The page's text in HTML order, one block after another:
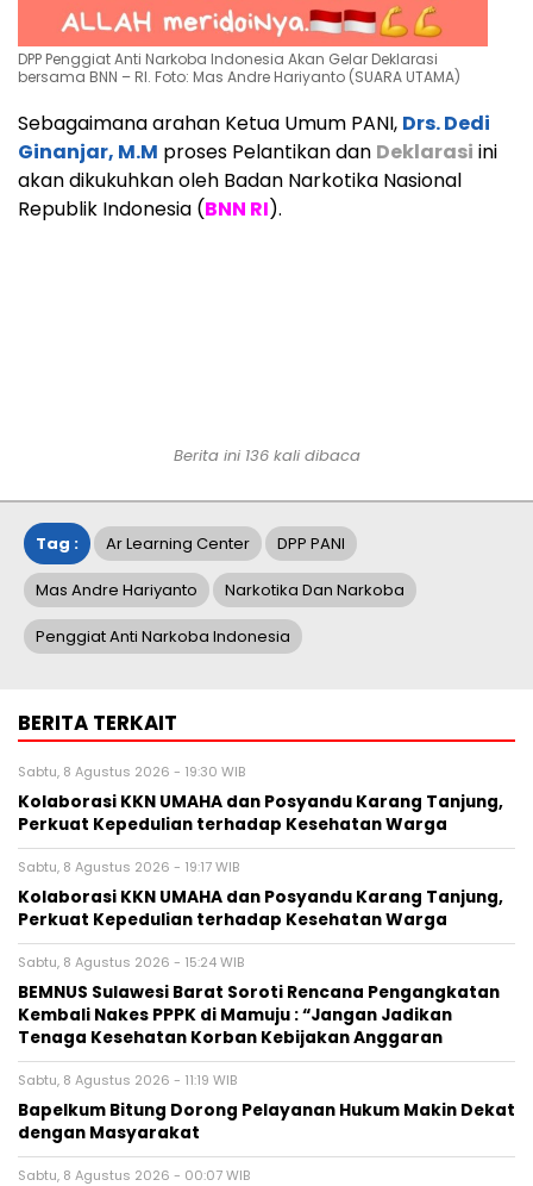
DPP Penggiat Anti Narkoba Indonesia Akan Gelar Deklarasi
bersama BNN – RI. Foto: Mas Andre Hariyanto (SUARA UTAMA)
Sebagaimana arahan Ketua Umum PANI, Drs. Dedi
Ginanjar, M.M proses Pelantikan dan Deklarasi ini
akan dikukuhkan oleh Badan Narkotika Nasional
Republik Indonesia (BNN RI).
Berita ini 136kali dibaca
Tag : Ar Learning Center DPP PANI
Mas Andre Hariyanto Narkotika Dan Narkoba
Penggiat Anti Narkoba Indonesia
BERITA TERKAIT
Sabtu, 8 Agustus 2026 - 19:30 WIB
Kolaborasi KKN UMAHA dan Posyandu Karang Tanjung,
Perkuat Kepedulian terhadap Kesehatan Warga
Sabtu, 8 Agustus 2026 - 19:17 WIB
Kolaborasi KKN UMAHA dan Posyandu Karang Tanjung,
Perkuat Kepedulian terhadap Kesehatan Warga
Sabtu, 8 Agustus 2026 - 15:24 WIB
BEMNUS Sulawesi Barat Soroti Rencana Pengangkatan
Kembali Nakes PPPK di Mamuju : “Jangan Jadikan
Tenaga Kesehatan Korban Kebijakan Anggaran
Sabtu, 8 Agustus 2026 - 11:19 WIB
Bapelkum Bitung Dorong Pelayanan Hukum Makin Dekat
dengan Masyarakat
Sabtu, 8 Agustus 2026 - 00:07 WIB